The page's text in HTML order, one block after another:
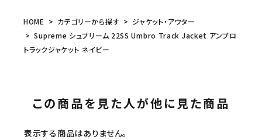
HOME カテゴリーから探す
ジャケット・アウター
Supreme シュプリーム 22SS Umbro Track Jacket アンブロ
トラックジャケット ネイビー
この商品を見た人が他に見た商品
表示する商品はありません。